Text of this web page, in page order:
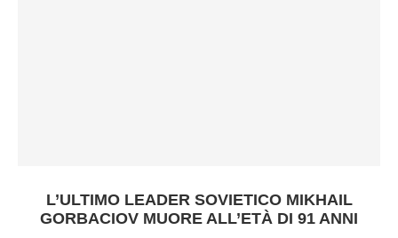
L’ULTIMO LEADER SOVIETICO MIKHAIL
GORBACIOV MUORE ALL’ETÀ DI 91 ANNI